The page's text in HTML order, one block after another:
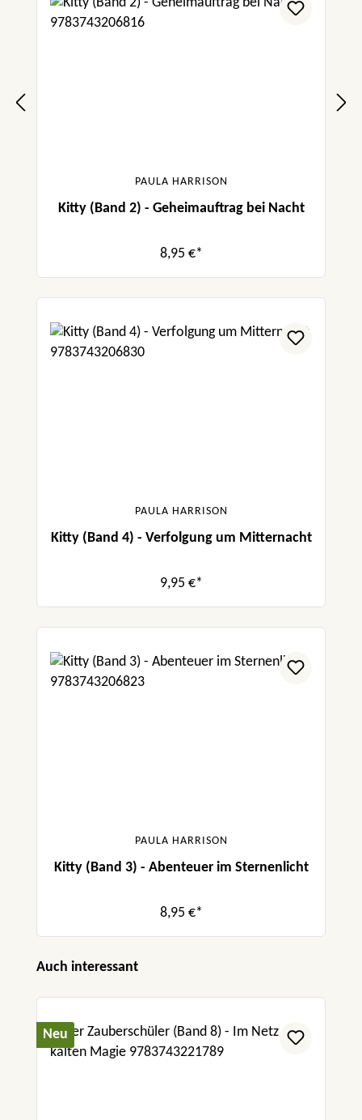
PAULA HARRISON
Kitty (Band 2) - Geheimauftrag bei Nacht
8,95 €*
PAULA HARRISON
Kitty (Band 4) - Verfolgung um Mitternacht
9,95 €*
PAULA HARRISON
Kitty (Band 3) - Abenteuer im Sternenlicht
8,95 €*
Produktgalerie überspringen
Auch interessant
Neu